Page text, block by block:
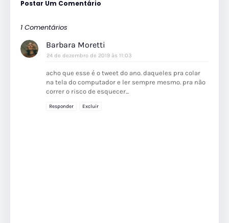
Postar Um Comentário
1 Comentários
Barbara Moretti
24 de dezembro de 2019 às 11:03
acho que esse é o tweet do ano. daqueles pra colar
na tela do computador e ler sempre mesmo. pra não
correr o risco de esquecer...
Responder Excluir